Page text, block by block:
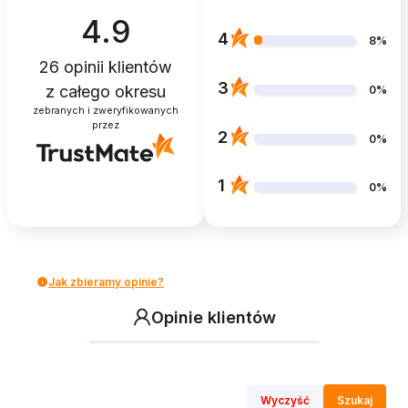
4.9
26 opinii klientów
z całego okresu
zebranych i zweryfikowanych
przez
4 8%
3 0%
2 0%
1 0%
Jak zbieramy opinie?
Opinie klientów
Wyczyść Szukaj